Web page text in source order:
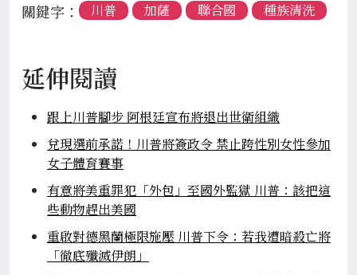
關鍵字： 川普 加薩 聯合國 種族清洗
延伸閱讀
跟上川普腳步 阿根廷宣布將退出世衛組織
兌現選前承諾！川普將簽政令 禁止跨性別女性參加
女子體育賽事
有意將美重罪犯「外包」至國外監獄 川普：該把這
些動物趕出美國
重啟對德黑蘭極限施壓 川普下令：若我遭暗殺亡將
「徹底殲滅伊朗」